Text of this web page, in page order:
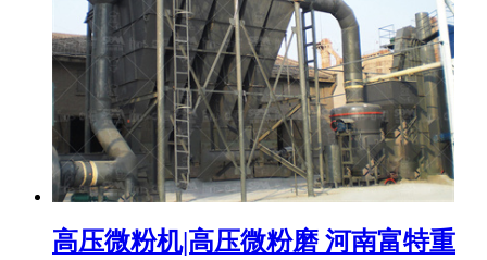
高压微粉机|高压微粉磨 河南富特重